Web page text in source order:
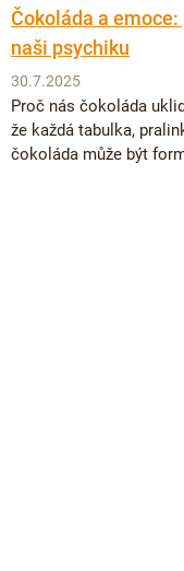
Čokoláda a
naši psychiku
30.7.2025
Proč nás čokoláda
že každá tabulka,
čokoláda může být